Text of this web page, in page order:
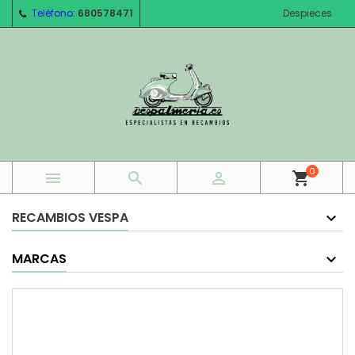
Teléfono: 680578471 Despieces
   shopping_cart0
RECAMBIOS VESPA
MARCAS